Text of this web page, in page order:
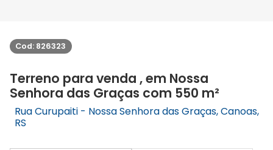
Cod: 826323
Terreno para venda , em Nossa
Senhora das Graças com 550 m²
Rua Curupaiti - Nossa Senhora das Graças, Canoas,
RS